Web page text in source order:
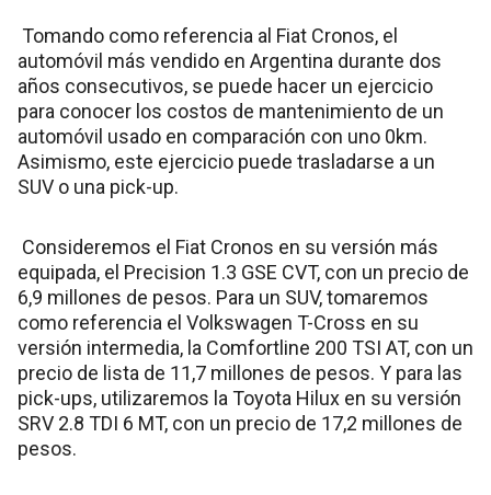
Tomando como referencia al Fiat Cronos, el
automóvil más vendido en Argentina durante dos
años consecutivos, se puede hacer un ejercicio
para conocer los costos de mantenimiento de un
automóvil usado en comparación con uno 0km.
Asimismo, este ejercicio puede trasladarse a un
SUV o una pick-up.
Consideremos el Fiat Cronos en su versión más
equipada, el Precision 1.3 GSE CVT, con un precio de
6,9 millones de pesos. Para un SUV, tomaremos
como referencia el Volkswagen T-Cross en su
versión intermedia, la Comfortline 200 TSI AT, con un
precio de lista de 11,7 millones de pesos. Y para las
pick-ups, utilizaremos la Toyota Hilux en su versión
SRV 2.8 TDI 6 MT, con un precio de 17,2 millones de
pesos.